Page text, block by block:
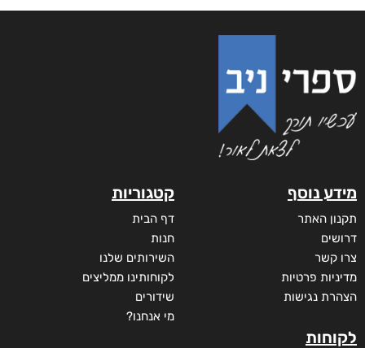
מידע נוסף
תקנון האתר
דרושים
צרו קשר
מדיניות פרטיות
הצהרת נגישות
לקוחות
קטגוריות
דף הבית
חנות
השירותים שלנו
לקוחותינו ממליצים
שידורים
מי אנחנו?